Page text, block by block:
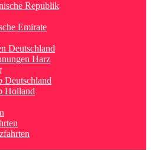
Republik
Emirate
Deutschland
Harz
Deutschland
Holland